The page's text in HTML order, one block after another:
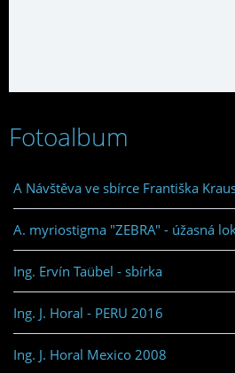
Fotoalbum
A Návštěva ve sbírce Františka
A. myriostigma "ZEBRA" - úžasná
Ing. Ervín Taübel - sbírka
Ing. J. Horal - PERU 2016
Ing. J. Horal Mexico 2008